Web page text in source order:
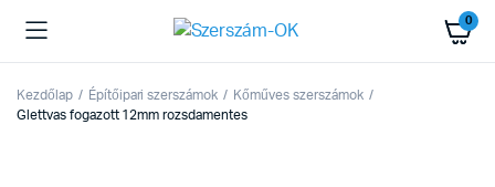
0
Kezdőlap Építőipari szerszámok
Kőműves szerszámok
Glettvas fogazott 12mm rozsdamentes